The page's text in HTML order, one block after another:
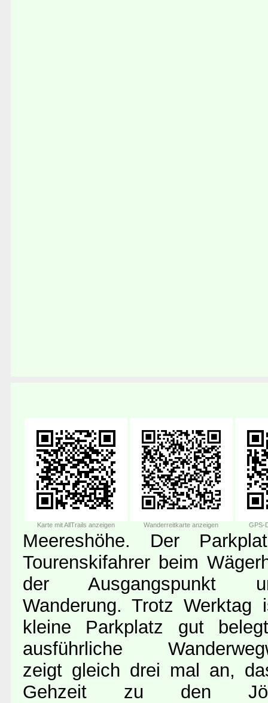
Karte mit AllTrails anzeigen Wanderreitkarte anzeigen GPS-
Meereshöhe. Der
Tourenskifahrer beim
der Ausgangspunkt
Wanderung. Trotz Werktag
kleine Parkplatz gut
ausführliche
zeigt gleich drei mal an,
Gehzeit zu den